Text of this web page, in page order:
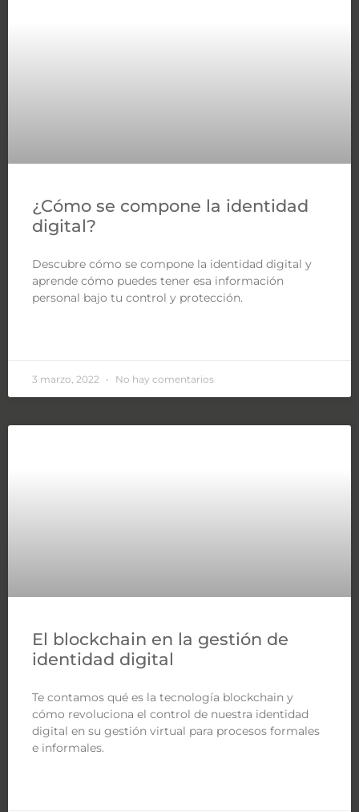
¿Cómo se compone la identidad
digital?
Descubre cómo se compone la identidad digital y
aprende cómo puedes tener esa información
personal bajo tu control y protección.
3 marzo, 2022 No hay comentarios
El blockchain en la gestión de
identidad digital
Te contamos qué es la tecnología blockchain y
cómo revoluciona el control de nuestra identidad
digital en su gestión virtual para procesos formales
e informales.